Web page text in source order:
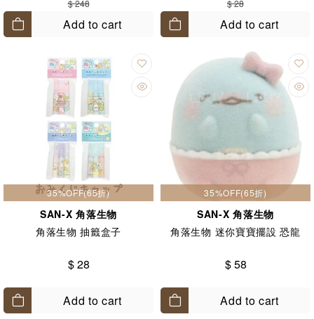
$ 248
Add to cart
$ 28
Add to cart
35%OFF(65折)
SAN-X 角落生物
角落生物 抽籤盒子
$ 28
Add to cart
35%OFF(65折)
SAN-X 角落生物
角落生物 迷你寶寶擺設 恐龍
$ 58
Add to cart